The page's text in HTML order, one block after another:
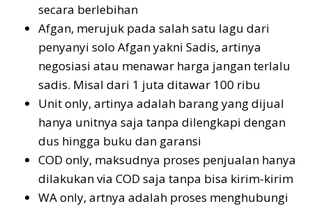
secara berlebihan
Afgan, merujuk pada salah satu lagu dari
penyanyi solo Afgan yakni Sadis, artinya
negosiasi atau menawar harga jangan terlalu
sadis. Misal dari 1 juta ditawar 100 ribu
Unit only, artinya adalah barang yang dijual
hanya unitnya saja tanpa dilengkapi dengan
dus hingga buku dan garansi
COD only, maksudnya proses penjualan hanya
dilakukan via COD saja tanpa bisa kirim-kirim
WA only, artnya adalah proses menghubungi